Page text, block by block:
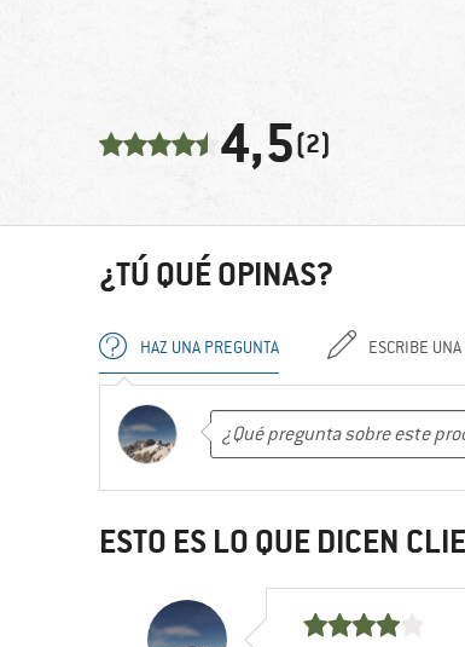
4,5(2)
¿TÚ QUÉ OPINAS?
HAZ UNA PREGUNTA ESCRIBE
ESTO ES LO QUE DICEN